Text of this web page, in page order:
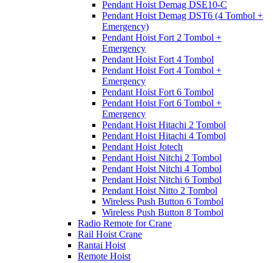
Pendant Hoist Demag DSE10-C
Pendant Hoist Demag DST6 (4 Tombol +
Emergency)
Pendant Hoist Fort 2 Tombol +
Emergency
Pendant Hoist Fort 4 Tombol
Pendant Hoist Fort 4 Tombol +
Emergency
Pendant Hoist Fort 6 Tombol
Pendant Hoist Fort 6 Tombol +
Emergency
Pendant Hoist Hitachi 2 Tombol
Pendant Hoist Hitachi 4 Tombol
Pendant Hoist Jotech
Pendant Hoist Nitchi 2 Tombol
Pendant Hoist Nitchi 4 Tombol
Pendant Hoist Nitchi 6 Tombol
Pendant Hoist Nitto 2 Tombol
Wireless Push Button 6 Tombol
Wireless Push Button 8 Tombol
Radio Remote for Crane
Rail Hoist Crane
Rantai Hoist
Remote Hoist